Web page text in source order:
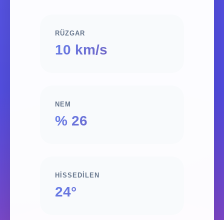
RÜZGAR
10 km/s
NEM
% 26
HISSEDILEN
24°